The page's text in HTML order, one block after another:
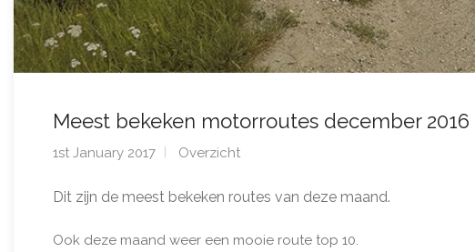
Meest bekeken motorroutes december 2016
1st January 2017 Overzicht
Dit zijn de meest bekeken routes van deze maand.
Ook deze maand weer een mooie route top 10.